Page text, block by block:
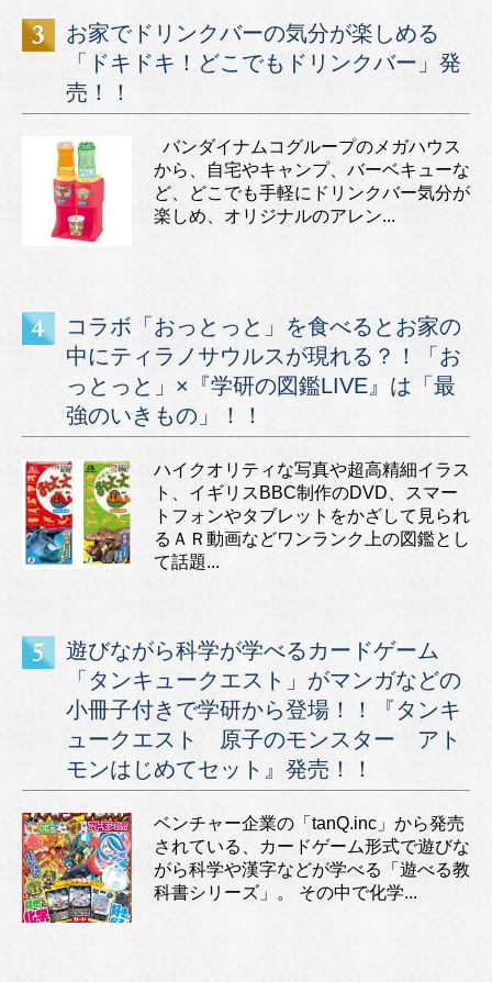
お家でドリンクバーの気分が楽しめる
「ドキドキ！どこでもドリンクバー」発
売！！
バンダイナムコグループのメガハウス
から、自宅やキャンプ、バーベキューな
ど、どこでも手軽にドリンクバー気分が
楽しめ、オリジナルのアレン...
コラボ「おっとっと」を食べるとお家の
中にティラノサウルスが現れる？！「お
っとっと」×『学研の図鑑LIVE』は「最
強のいきもの」！！
ハイクオリティな写真や超高精細イラス
ト、イギリスBBC制作のDVD、スマー
トフォンやタブレットをかざして見られ
るＡＲ動画などワンランク上の図鑑とし
て話題...
遊びながら科学が学べるカードゲーム
「タンキュークエスト」がマンガなどの
小冊子付きで学研から登場！！『タンキ
ュークエスト 原子のモンスター アト
モンはじめてセット』発売！！
ベンチャー企業の「tanQ.inc」から発売
されている、カードゲーム形式で遊びな
がら科学や漢字などが学べる「遊べる教
科書シリーズ」。 その中で化学...